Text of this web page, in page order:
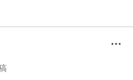
じもありました。立地優先なら問